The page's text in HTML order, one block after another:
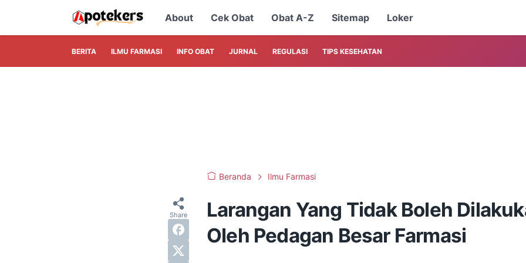
About Cek Obat Obat A-Z Sitemap Loker
BERITA ILMU FARMASI INFO OBAT JURNAL REGULASI TIPS KESEHATAN
Beranda Ilmu Farmasi
Larangan Yang Tidak Boleh
Oleh Pedagan Besar Farmasi